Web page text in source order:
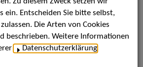
als PDF speichern
legen
ein. Entscheiden Sie bitte selbst,
Die Arten von Cookies
beschrieben. Weitere Informationen
Datenschutzerklärung